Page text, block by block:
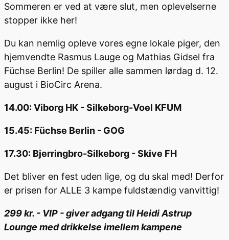
Sommeren er ved at være slut, men oplevelserne
stopper ikke her!
Du kan nemlig opleve vores egne lokale piger, den
hjemvendte Rasmus Lauge og Mathias Gidsel fra
Füchse Berlin! De spiller alle sammen lørdag d. 12.
august i BioCirc Arena.
14.00: Viborg HK - Silkeborg-Voel KFUM
15.45: Füchse Berlin - GOG
17.30: Bjerringbro-Silkeborg - Skive FH
Det bliver en fest uden lige, og du skal med! Derfor
er prisen for ALLE 3 kampe fuldstændig vanvittig!
299 kr. - VIP - giver adgang til Heidi Astrup
Lounge med drikkelse imellem kampene